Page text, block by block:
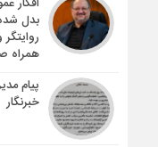
بدل
همراه
پیام
خبرنگار